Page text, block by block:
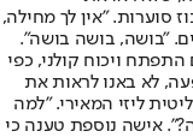
סוערות. "אין לך מחילה,
"בושה, בושה בושה".
ויכוח קולני, כפי
לא באנו לראות את
ליזי המאירי. "למה
אישה נוספת טענה כי